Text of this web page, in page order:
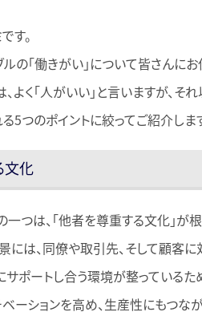
す。
の「働きがい」について皆さんにお
よく「人がいい」と言いますが、そ
5つのポイントに絞ってご紹介しま
文化
つは、「他者を尊重する文化」が
には、同僚や取引先、そして顧客
サポートし合う環境が整っている
ーションを高め、生産性にもつなが